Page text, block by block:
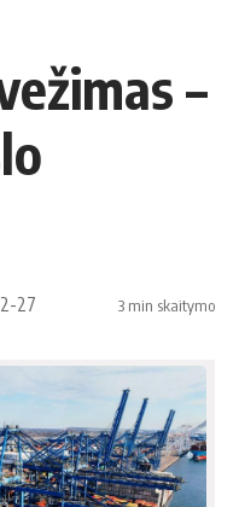
–
27 3 min skaitymo